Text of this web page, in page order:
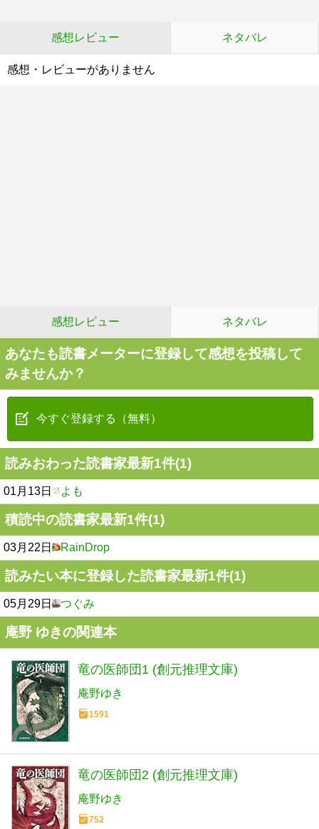
感想レビュー ネタバレ
感想・レビューがありません
感想レビュー ネタバレ
あなたも読書メーターに登録して感想を投稿して
みませんか？
今すぐ登録する（無料）
読みおわった読書家最新1件(1)
01月13日 よも
積読中の読書家最新1件(1)
03月22日 RainDrop
読みたい本に登録した読書家最新1件(1)
05月29日 つぐみ
庵野 ゆきの関連本
竜の医師団1 (創元推理文庫)
庵野ゆき
1591
竜の医師団2 (創元推理文庫)
庵野ゆき
752